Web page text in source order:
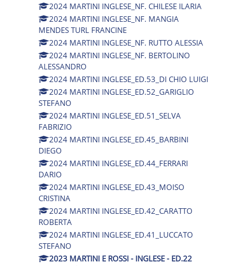
2024 MARTINI INGLESE_NF. CHILESE ILARIA
2024 MARTINI INGLESE_NF. MANGIA
MENDES TURL FRANCINE
2024 MARTINI INGLESE_NF. RUTTO ALESSIA
2024 MARTINI INGLESE_NF. BERTOLINO
ALESSANDRO
2024 MARTINI INGLESE_ED.53_DI CHIO LUIGI
2024 MARTINI INGLESE_ED.52_GARIGLIO
STEFANO
2024 MARTINI INGLESE_ED.51_SELVA
FABRIZIO
2024 MARTINI INGLESE_ED.45_BARBINI
DIEGO
2024 MARTINI INGLESE_ED.44_FERRARI
DARIO
2024 MARTINI INGLESE_ED.43_MOISO
CRISTINA
2024 MARTINI INGLESE_ED.42_CARATTO
ROBERTA
2024 MARTINI INGLESE_ED.41_LUCCATO
STEFANO
2023 MARTINI E ROSSI - INGLESE - ED.22